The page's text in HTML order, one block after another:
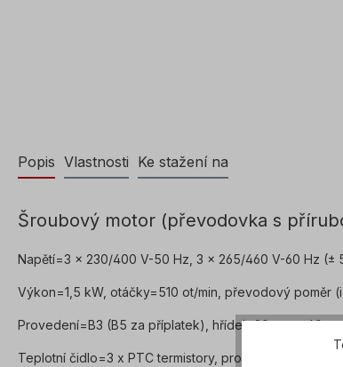
Popis Vlastnosti Ke stažení na
Šroubový motor (převodovka s
Napětí=3 x 230/400 V-50 Hz, 3 x 265/460 V-60 Hz
Výkon=1,5 kW, otáčky=510 ot/min, převodový poměr
Provedení=B3 (B5 za příplatek), hřídel=20 mm x 40
Teplotní čidlo=3 x PTC termistory, provozní režim=S1-